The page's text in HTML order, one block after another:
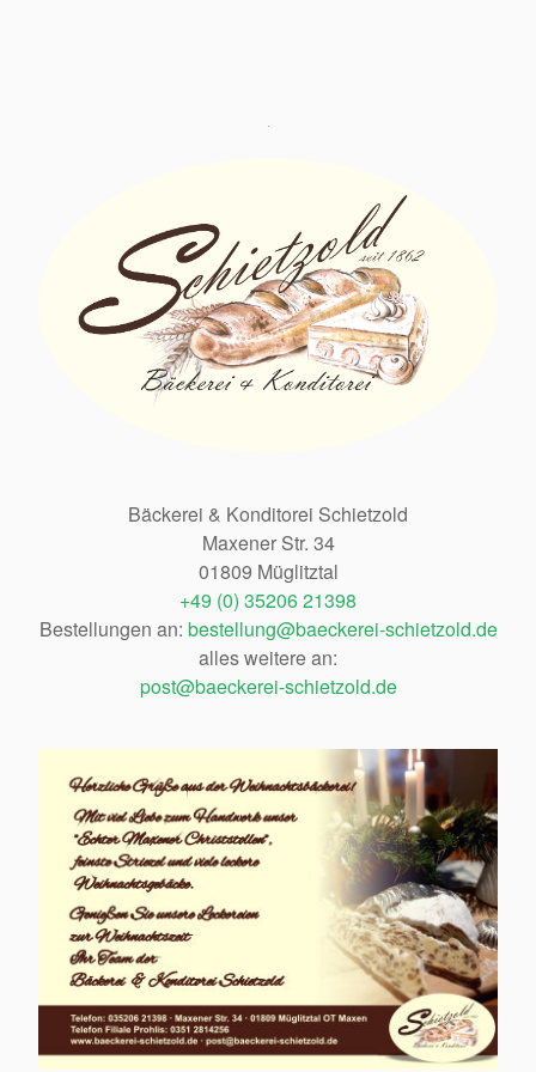
Bäckerei & Konditorei Schietzold
Maxener Str. 34
01809 Müglitztal
+49 (0) 35206 21398
Bestellungen an: bestellung@baeckerei-schietzold.de
alles weitere an:
post@baeckerei-schietzold.de